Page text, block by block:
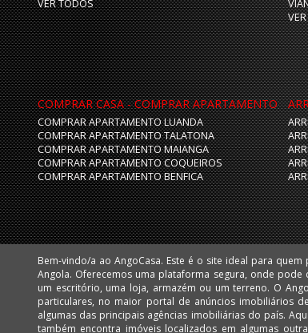
VER TODOS
COMPRAR CASA - COMPRAR APARTAMENTO
COMPRAR APARTAMENTO LUANDA
COMPRAR APARTAMENTO TALATONA
COMPRAR APARTAMENTO MAIANGA
COMPRAR APARTAMENTO COQUEIROS
COMPRAR APARTAMENTO BENFICA
Bem-vindo/a ao AngoCasa. Este é o site ideal para
Angola. Oferecemos uma plataforma segura, onde
um escritório, uma loja, armazém ou um terreno. O AngoCasa junta profissionais do ramo imobiliário e
particulares, no maior portal de anúncios imobiliários
algumas das principais agências imobiliárias do país. Aqui encontra milhares de imóveis em Luanda, mas
também encontra imóveis localizados em algumas
Huíla e Namibe. Facilmente poderá encontrar
mais desejadas de Luanda, como: Talatona, Benfica, Lar
Cabo, Ingombota, Kinaxixi, Maculusso, Maianga, Morro Bento, Nova Vida, Viana e Vila Alice Assim como
muitos imóveis nas centralidades de Luanda: Kilamba